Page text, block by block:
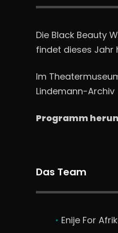
Die Black Beauty
findet dieses Jahr
Im
Lindemann-Archiv
Programm
Das Team
• Enije For